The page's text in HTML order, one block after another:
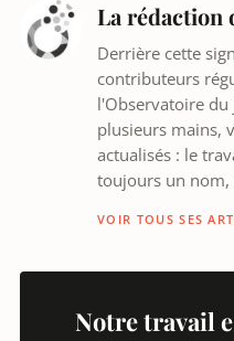
La rédaction
Derrière cette
contributeurs
l'Observatoire du
plusieurs mains,
actualisés : le
toujours un nom,
VOIR TOUS SES
Notre travail